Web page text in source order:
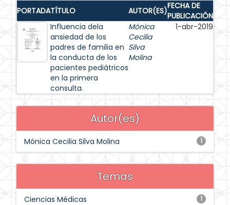
PORTADATÍTULO AUTOR(ES)FECHA DE
PUBLICACIÓN
Influencia dela
ansiedad de los
padres de familia en
la conducta de los
pacientes pediátricos
en la primera
consulta.
Mónica
Cecilia
Silva
Molina
1-abr-2019
Autor(es)
1
Mónica Cecilia Silva Molina
Temas
1
Ciencias Médicas